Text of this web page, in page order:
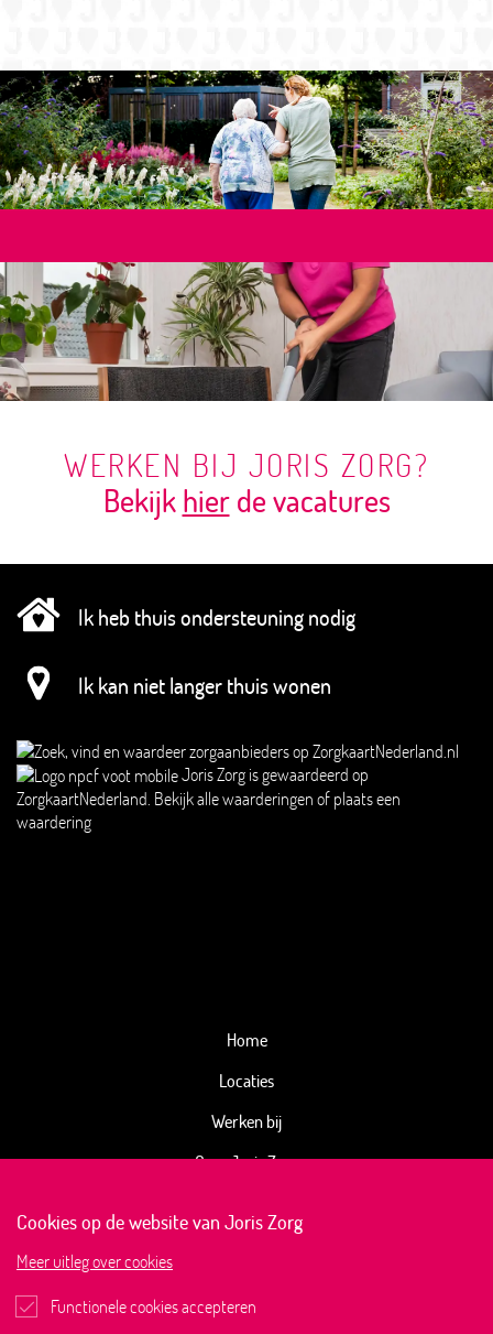
WERKEN BIJ JORIS ZORG?
Bekijkhierde vacatures
Joris Zorg is gewaardeerd op
ZorgkaartNederland. Bekijk alle waarderingen of plaats een
waardering
Home
Locaties
Werken bij
Over Joris Zorg
Ik heb thuis ondersteuning nodig
Ik kan niet langer thuis wonen
Cookies op de website van Joris Zorg
Meer uitleg over cookies
Functionele cookies accepteren